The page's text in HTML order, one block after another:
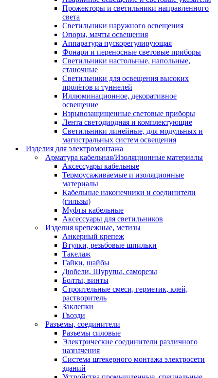
Прожекторы и светильники направленного
света
Светильники наружного освещения
Опоры, мачты освещения
Аппаратура пускорегулирующая
Фонари и переносные световые приборы
Светильники настольные, напольные,
станочные
Светильники для освещения высоких
пролётов и туннелей
Иллюминационное, декоративное
освещение
Взрывозащищенные световые приборы
Лента светодиодная и комплектующие
Светильники линейные, для модульных и
магистральных систем освещения
Изделия для электромонтажа
Арматура кабельная/Изоляционные материалы
Аксессуары кабельные
Термоусаживаемые и изоляционные
материалы
Кабельные наконечники и соединители
(гильзы)
Муфты кабельные
Аксессуары для светильников
Изделия крепежные, метизы
Анкерный крепеж
Втулки, резьбовые шпильки
Такелаж
Гайки, шайбы
Дюбели, Шурупы, саморезы
Болты, винты
Строительные смеси, герметик, клей,
растворитель
Заклепки
Гвозди
Разъемы, соединители
Разъемы силовые
Электрические соединители различного
назначения
Система штекерного монтажа электросети
зданий